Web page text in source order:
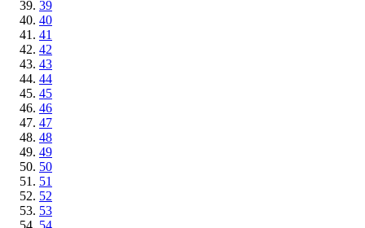
39
40
41
42
43
44
45
46
47
48
49
50
51
52
53
54